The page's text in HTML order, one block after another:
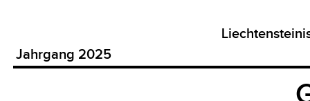
Jahrgang 2025